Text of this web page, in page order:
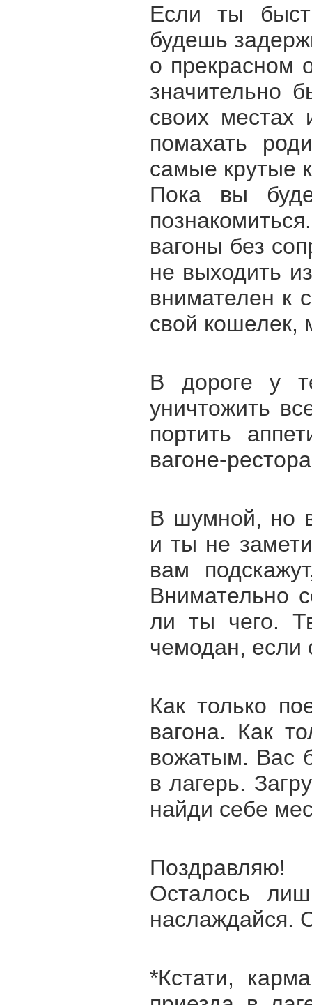
Если ты
будешь
о прекрасном
значительно
своих
помахать
самые крутые
Пока вы
вагоны без
не выходить
внимателен к
свой кошелек,
В дороге у
уничтожить
портить
вагоне-
В шумной, но
и ты не
вам
Внимательно
ли ты чего.
чемодан, если
Как только
вагона. Как
вожатым. Вас
в лагерь.
найди себе
Осталось
наслаждайся.
*Кстати,